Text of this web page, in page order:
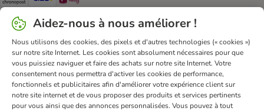
Sécurité
Security Security
Aidez-nous à nous améliorer !
Nous utilisons des cookies, des pixels et d'autres technologies (« cookies »)
sur notre site Internet. Les cookies sont absolument nécessaires pour que
vous puissiez naviguer et faire des achats sur notre site Internet. Votre
consentement nous permettra d'activer les cookies de performance,
fonctionnels et publicitaires afin d'améliorer votre expérience client sur
notre site internet et de vous proposer des produits et services pertinents
pour vous ainsi que des annonces personnalisées. Vous pouvez à tout